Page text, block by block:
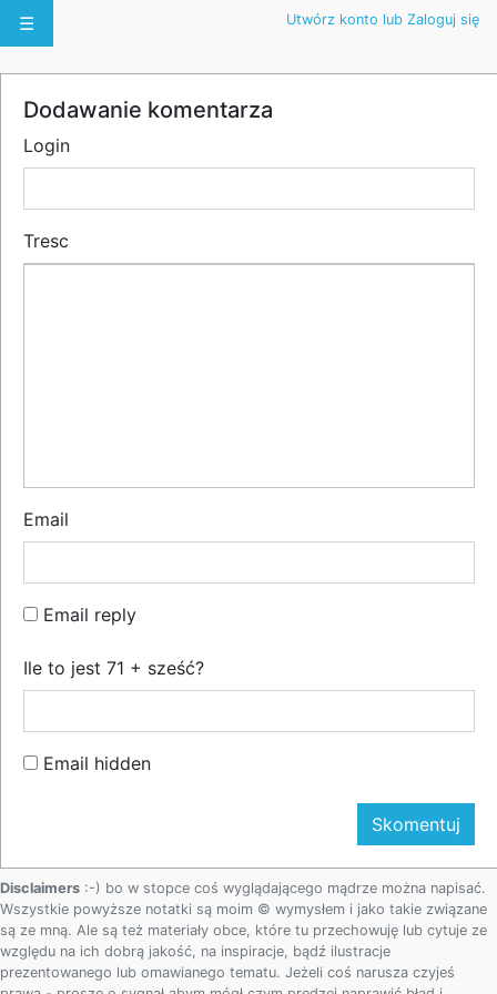
☰ Utwórz konto lub Zaloguj się
Dodawanie komentarza
Login
Tresc
Email
Email reply
Ile to jest 71 + sześć?
Email hidden
Disclaimers :-) bo w stopce coś wyglądającego mądrze można napisać.
Wszystkie powyższe notatki są moim © wymysłem i jako takie związane
są ze mną. Ale są też materiały obce, które tu przechowuję lub cytuje ze
względu na ich dobrą jakość, na inspiracje, bądź ilustracje
prezentowanego lub omawianego tematu. Jeżeli coś narusza czyjeś